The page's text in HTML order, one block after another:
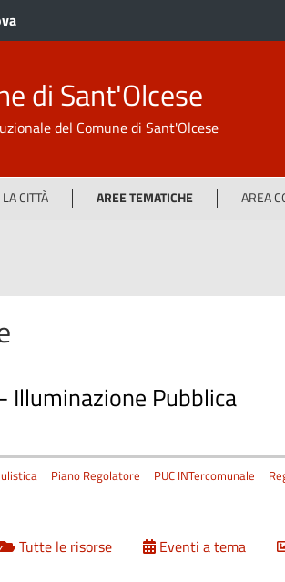
di Sant'Olcese
del Comune di Sant'Olcese
CITTÀ AREE TEMATICHE AREA
- Illuminazione Pubblica
Piano Regolatore PUC INTercomunale
Tutte le risorse Eventi a tema